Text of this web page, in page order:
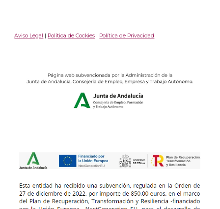
Aviso Legal | Política de Cockies | Política de Privacidad